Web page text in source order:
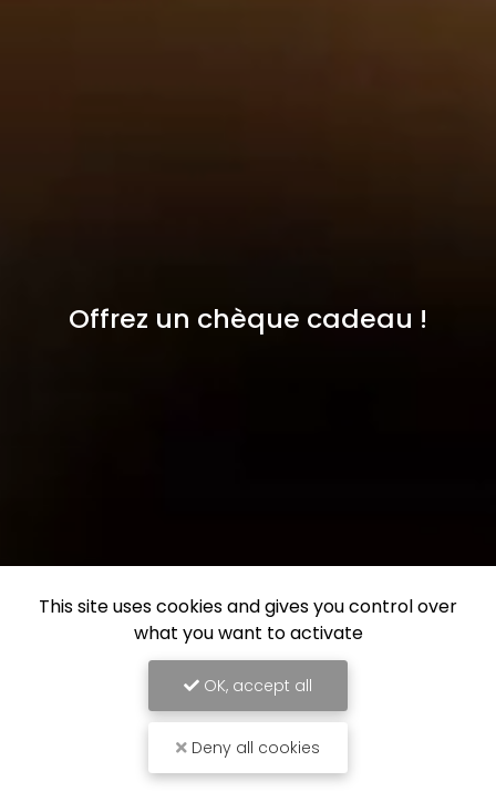
Offrez un chèque cadeau !
This site uses cookies and gives you control over
what you want to activate
OK, accept all
Deny all cookies